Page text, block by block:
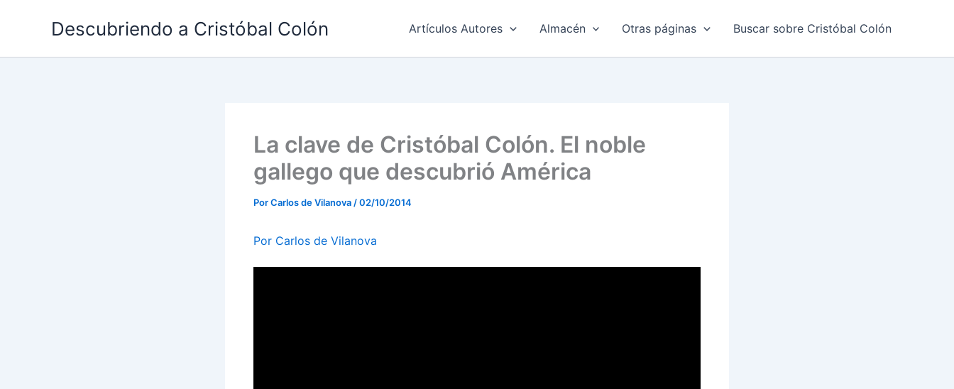
Descubriendo a Cristóbal Colón Artículos Autores Almacén Otras páginas Buscar sobre Cristóbal Colón
La clave de Cristóbal Colón. El noble
gallego que descubrió América
PorCarlos de Vilanova /02/10/2014
Por Carlos de Vilanova